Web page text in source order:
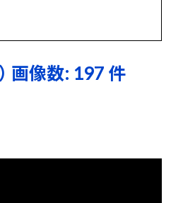
） 画像数: 197 件